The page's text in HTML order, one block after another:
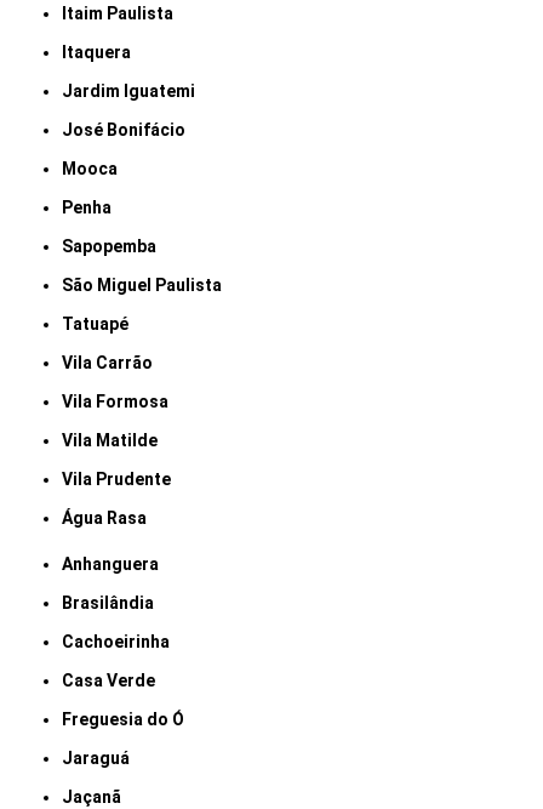
Itaim Paulista
Itaquera
Jardim Iguatemi
José Bonifácio
Mooca
Penha
Sapopemba
São Miguel Paulista
Tatuapé
Vila Carrão
Vila Formosa
Vila Matilde
Vila Prudente
Água Rasa
Anhanguera
Brasilândia
Cachoeirinha
Casa Verde
Freguesia do Ó
Jaraguá
Jaçanã